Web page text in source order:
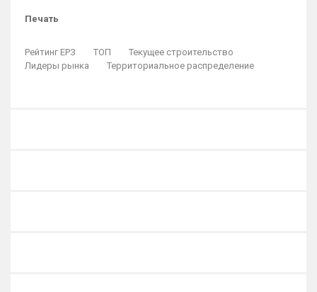
Печать
Рейтинг ЕРЗ ТОП
Текущее строительство
Лидеры рынка
Территориальное распределение